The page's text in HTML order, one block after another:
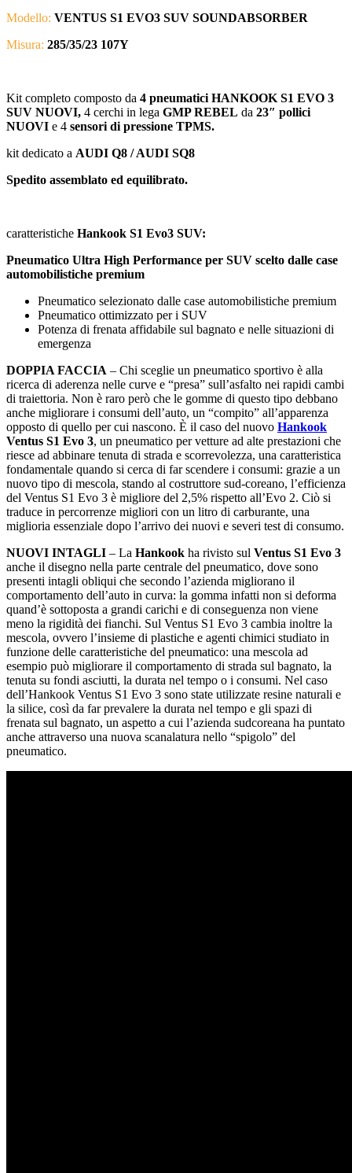
Modello: VENTUS S1 EVO3 SUV SOUNDABSORBER
Misura: 285/35/23 107Y
Kit completo composto da 4 pneumatici HANKOOK S1 EVO 3
SUV NUOVI, 4 cerchi in lega GMP REBEL da 23″ pollici
NUOVI e 4 sensori di pressione TPMS.
kit dedicato a AUDI Q8 / AUDI SQ8
Spedito assemblato ed equilibrato.
caratteristiche Hankook S1 Evo3 SUV:
Pneumatico Ultra High Performance per SUV scelto dalle case
automobilistiche premium
Pneumatico selezionato dalle case automobilistiche premium
Pneumatico ottimizzato per i SUV
Potenza di frenata affidabile sul bagnato e nelle situazioni di
emergenza
DOPPIA FACCIA – Chi sceglie un pneumatico sportivo è alla
ricerca di aderenza nelle curve e “presa” sull’asfalto nei rapidi cambi
di traiettoria. Non è raro però che le gomme di questo tipo debbano
anche migliorare i consumi dell’auto, un “compito” all’apparenza
opposto di quello per cui nascono. È il caso del nuovo Hankook
Ventus S1 Evo 3, un pneumatico per vetture ad alte prestazioni che
riesce ad abbinare tenuta di strada e scorrevolezza, una caratteristica
fondamentale quando si cerca di far scendere i consumi: grazie a un
nuovo tipo di mescola, stando al costruttore sud-coreano, l’efficienza
del Ventus S1 Evo 3 è migliore del 2,5% rispetto all’Evo 2. Ciò si
traduce in percorrenze migliori con un litro di carburante, una
miglioria essenziale dopo l’arrivo dei nuovi e severi test di consumo.
NUOVI INTAGLI – La Hankook ha rivisto sul Ventus S1 Evo 3
anche il disegno nella parte centrale del pneumatico, dove sono
presenti intagli obliqui che secondo l’azienda migliorano il
comportamento dell’auto in curva: la gomma infatti non si deforma
quand’è sottoposta a grandi carichi e di conseguenza non viene
meno la rigidità dei fianchi. Sul Ventus S1 Evo 3 cambia inoltre la
mescola, ovvero l’insieme di plastiche e agenti chimici studiato in
funzione delle caratteristiche del pneumatico: una mescola ad
esempio può migliorare il comportamento di strada sul bagnato, la
tenuta su fondi asciutti, la durata nel tempo o i consumi. Nel caso
dell’Hankook Ventus S1 Evo 3 sono state utilizzate resine naturali e
la silice, così da far prevalere la durata nel tempo e gli spazi di
frenata sul bagnato, un aspetto a cui l’azienda sudcoreana ha puntato
anche attraverso una nuova scanalatura nello “spigolo” del
pneumatico.